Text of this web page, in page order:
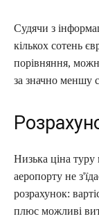
Судячи з
кількох сотень
порівняння,
за значно меншу
Низька ціна туру
аеропорту не
розрахунок:
плюс можливі